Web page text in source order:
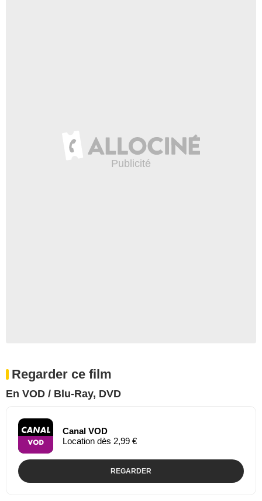
Regarder ce film
En VOD / Blu-Ray, DVD
Canal VOD
Location dès 2,99 €
REGARDER